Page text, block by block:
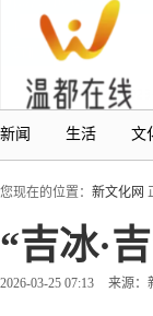
新闻 生活 文
您现在的位置： 新文化网
“吉冰·
2026-03-25 07:13 来源：